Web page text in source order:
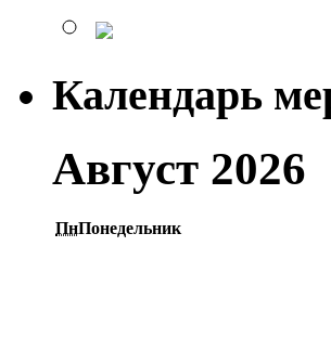
Календарь
Август 2026
ПнПонедельник